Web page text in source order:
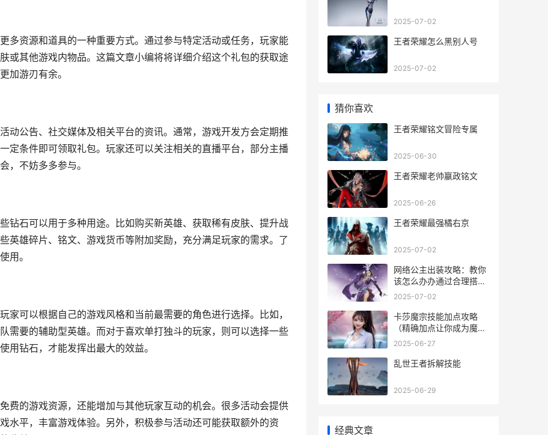
多资源和道具的一种重要方式。通过参与特定活动或任务，玩家能
或其他游戏内物品。这篇文章小编将将详细介绍这个礼包的获取途
加游刃有余。
动公告、社交媒体及相关平台的资讯。通常，游戏开发方会定期推
定条件即可领取礼包。玩家还可以关注相关的直播平台，部分主播
，不妨多多参与。
钻石可以用于多种用途。比如购买新英雄、获取稀有皮肤、提升战
英雄碎片、铭文、游戏货币等附加奖励，充分满足玩家的需求。了
用。
家可以根据自己的游戏风格和当前最需要的角色进行选择。比如，
需要的辅助型英雄。而对于喜欢单打独斗的玩家，则可以选择一些
用钻石，才能发挥出最大的效益。
费的游戏资源，还能增加与其他玩家互动的机会。很多活动会提供
水平，丰富游戏体验。另外，积极参与活动还可能获取额外的资
2025-07-02
王者荣耀怎么黑别人号
2025-07-02
猜你喜欢
王者荣耀铭文冒险专属
2025-06-30
王者荣耀老帅嬴政铭文
2025-06-26
王者荣耀最强橘右京
2025-07-02
网络公主出装攻略：教你
该怎么办办通过合理搭配
服饰和配饰成为网络公
2025-07-02
卡莎魔宗技能加点攻略
（精确加点让你成为魔宗
巅峰强者）
2025-06-27
乱世王者拆解技能
2025-06-29
经典文章